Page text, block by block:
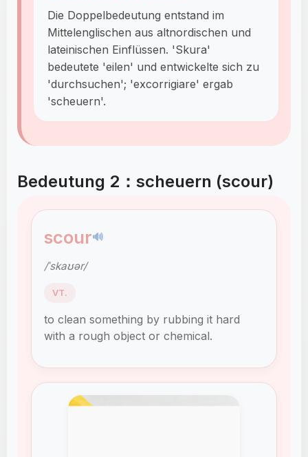
Die Doppelbedeutung entstand im
Mittelenglischen aus altnordischen und
lateinischen Einflüssen. 'Skura'
bedeutete 'eilen' und entwickelte sich zu
'durchsuchen'; 'excorrigiare' ergab
'scheuern'.
Bedeutung 2：scheuern (scour)
scour🔊
/ˈskaʊər/
VT.
to clean something by rubbing it hard
with a rough object or chemical.